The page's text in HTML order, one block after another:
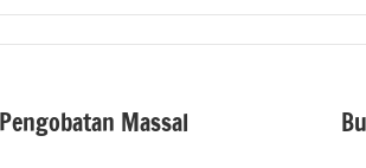
Massal